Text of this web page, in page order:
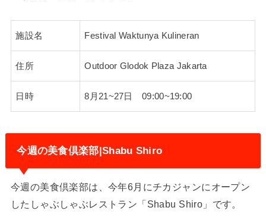
施設名 Festival Waktunya Kulineran
住所 Outdoor Glodok Plaza Jakarta
日時 8月21~27日 09:00~19:00
今週の美食倶楽部|Shabu Shiro
今週の美食倶楽部は、今年6月にチカジャンにオープン
したしゃぶしゃぶレストラン「Shabu Shiro」です。